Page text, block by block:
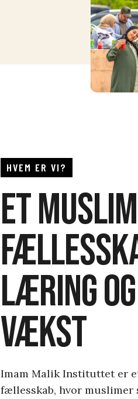
HVEM ER VI?
Et
læring
vækst
Imam Malik Instituttet er
fællesskab, hvor muslimer